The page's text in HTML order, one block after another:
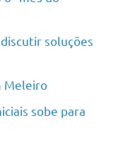
soluções
Meleiro
sobe para